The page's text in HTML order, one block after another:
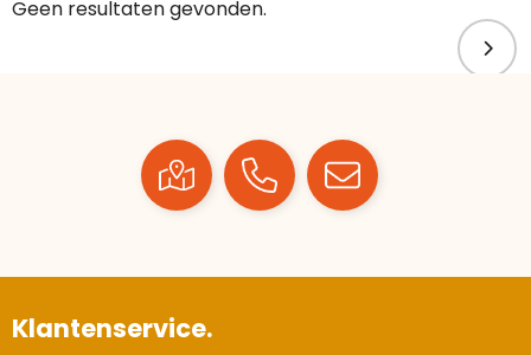
Geen resultaten gevonden.
Klantenservice.